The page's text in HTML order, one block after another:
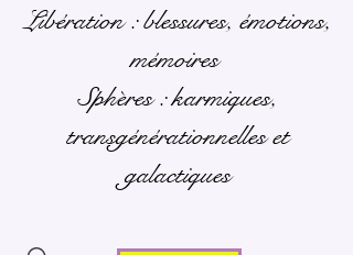
Libération : blessures, émotions,
mémoires
Sphères : karmiques,
transgénérationnelles et
galactiques